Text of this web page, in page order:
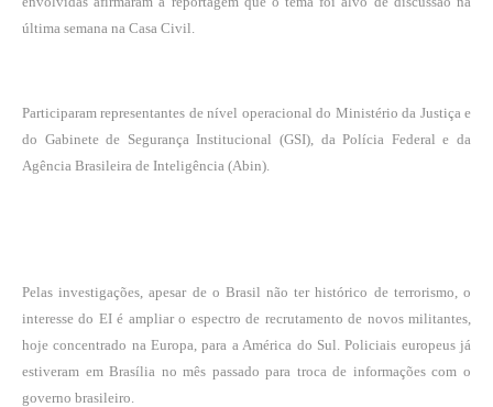
última semana na Casa Civil.
Participaram representantes de nível operacional do Ministério da Justiça e
do Gabinete de Segurança Institucional (GSI), da Polícia Federal e da
Agência Brasileira de Inteligência (Abin).
Pelas investigações, apesar de o Brasil não ter histórico de terrorismo, o
interesse do EI é ampliar o espectro de recrutamento de novos militantes,
hoje concentrado na Europa, para a América do Sul. Policiais europeus já
estiveram em Brasília no mês passado para troca de informações com o
governo brasileiro.